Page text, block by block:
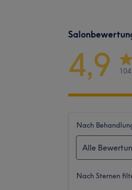
4,9
Nach
Alle
Nach Sternen